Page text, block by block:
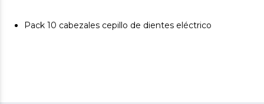
Pack 10 cabezales cepillo de dientes eléctrico